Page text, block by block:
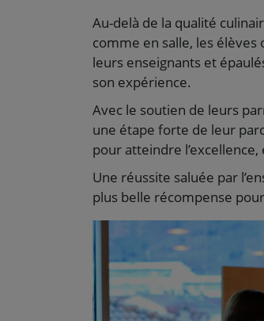
Au-delà de la qualité
comme en salle, les
leurs enseignants et
son expérience.
Avec le soutien de leurs
une étape forte de leur
pour atteindre
Une réussite saluée par
plus belle récompense